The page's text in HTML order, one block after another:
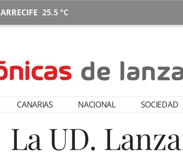
ARRECIFE 25.5 °C
CANARIAS NACIONAL SOCIEDAD
La UD.